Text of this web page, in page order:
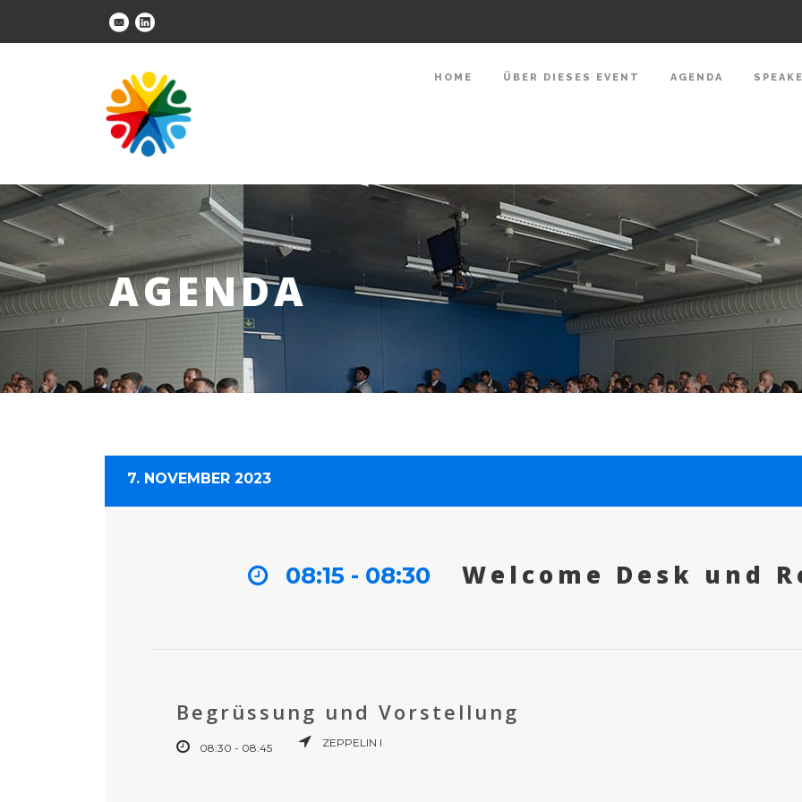
HOME ÜBER DIESES EVENT AGENDA
AGENDA
7. NOVEMBER 2023
08:15 - 08:30 Welcome Desk und
Begrüssung und Vorstellung
08:30 - 08:45 ZEPPELIN I